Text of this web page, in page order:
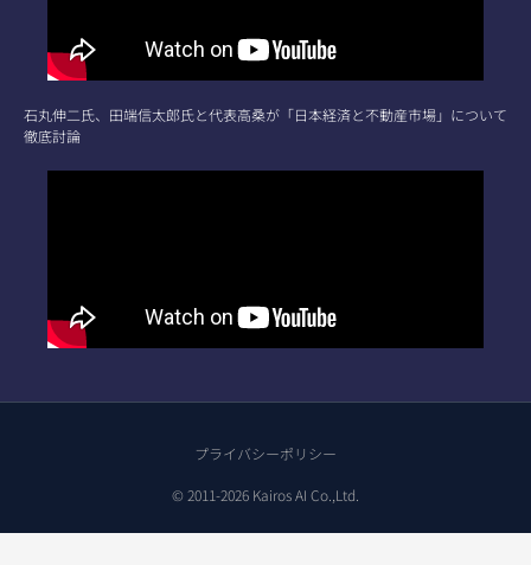
石丸伸二氏、田端信太郎氏と代表高桑が「日本経済と不動産市場」について
徹底討論
© 2011-2026 Kairos AI Co.,Ltd.
プライバシーポリシー